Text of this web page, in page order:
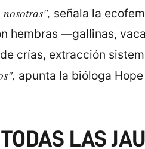
señala la
hembras —gallinas,
crías, extracción
apunta la bióloga
LAS